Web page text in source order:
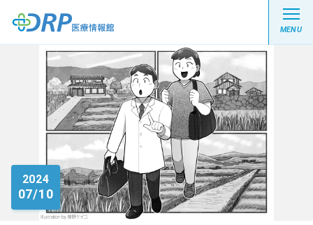
MENU
最新の注目記事
栄養健康レシピ
医療系学生記事
2024
07/10